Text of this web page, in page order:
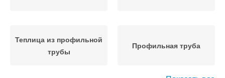
Теплица из профильной
трубы
Профильная труба